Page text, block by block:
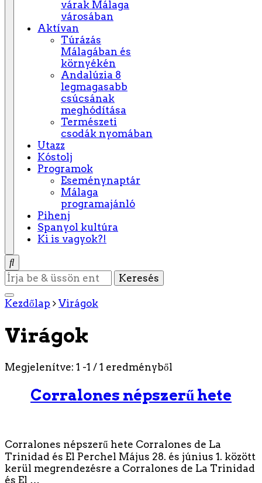
várak Málaga
városában
Aktívan
Túrázás
Málagában és
környékén
Andalúzia 8
legmagasabb
csúcsának
meghódítása
Természeti
csodák nyomában
Utazz
Kóstolj
Programok
Eseménynaptár
Málaga
programajánló
Pihenj
Spanyol kultúra
Ki is vagyok?!
Keres
valamit?
Kezdőlap
Virágok
Virágok
Megjelenítve: 1 -1 / 1 eredményből
Corralones népszerű hete
Corralones népszerű hete Corralones de La
Trinidad és El Perchel Május 28. és június 1. között
kerül megrendezésre a Corralones de La Trinidad
és El …